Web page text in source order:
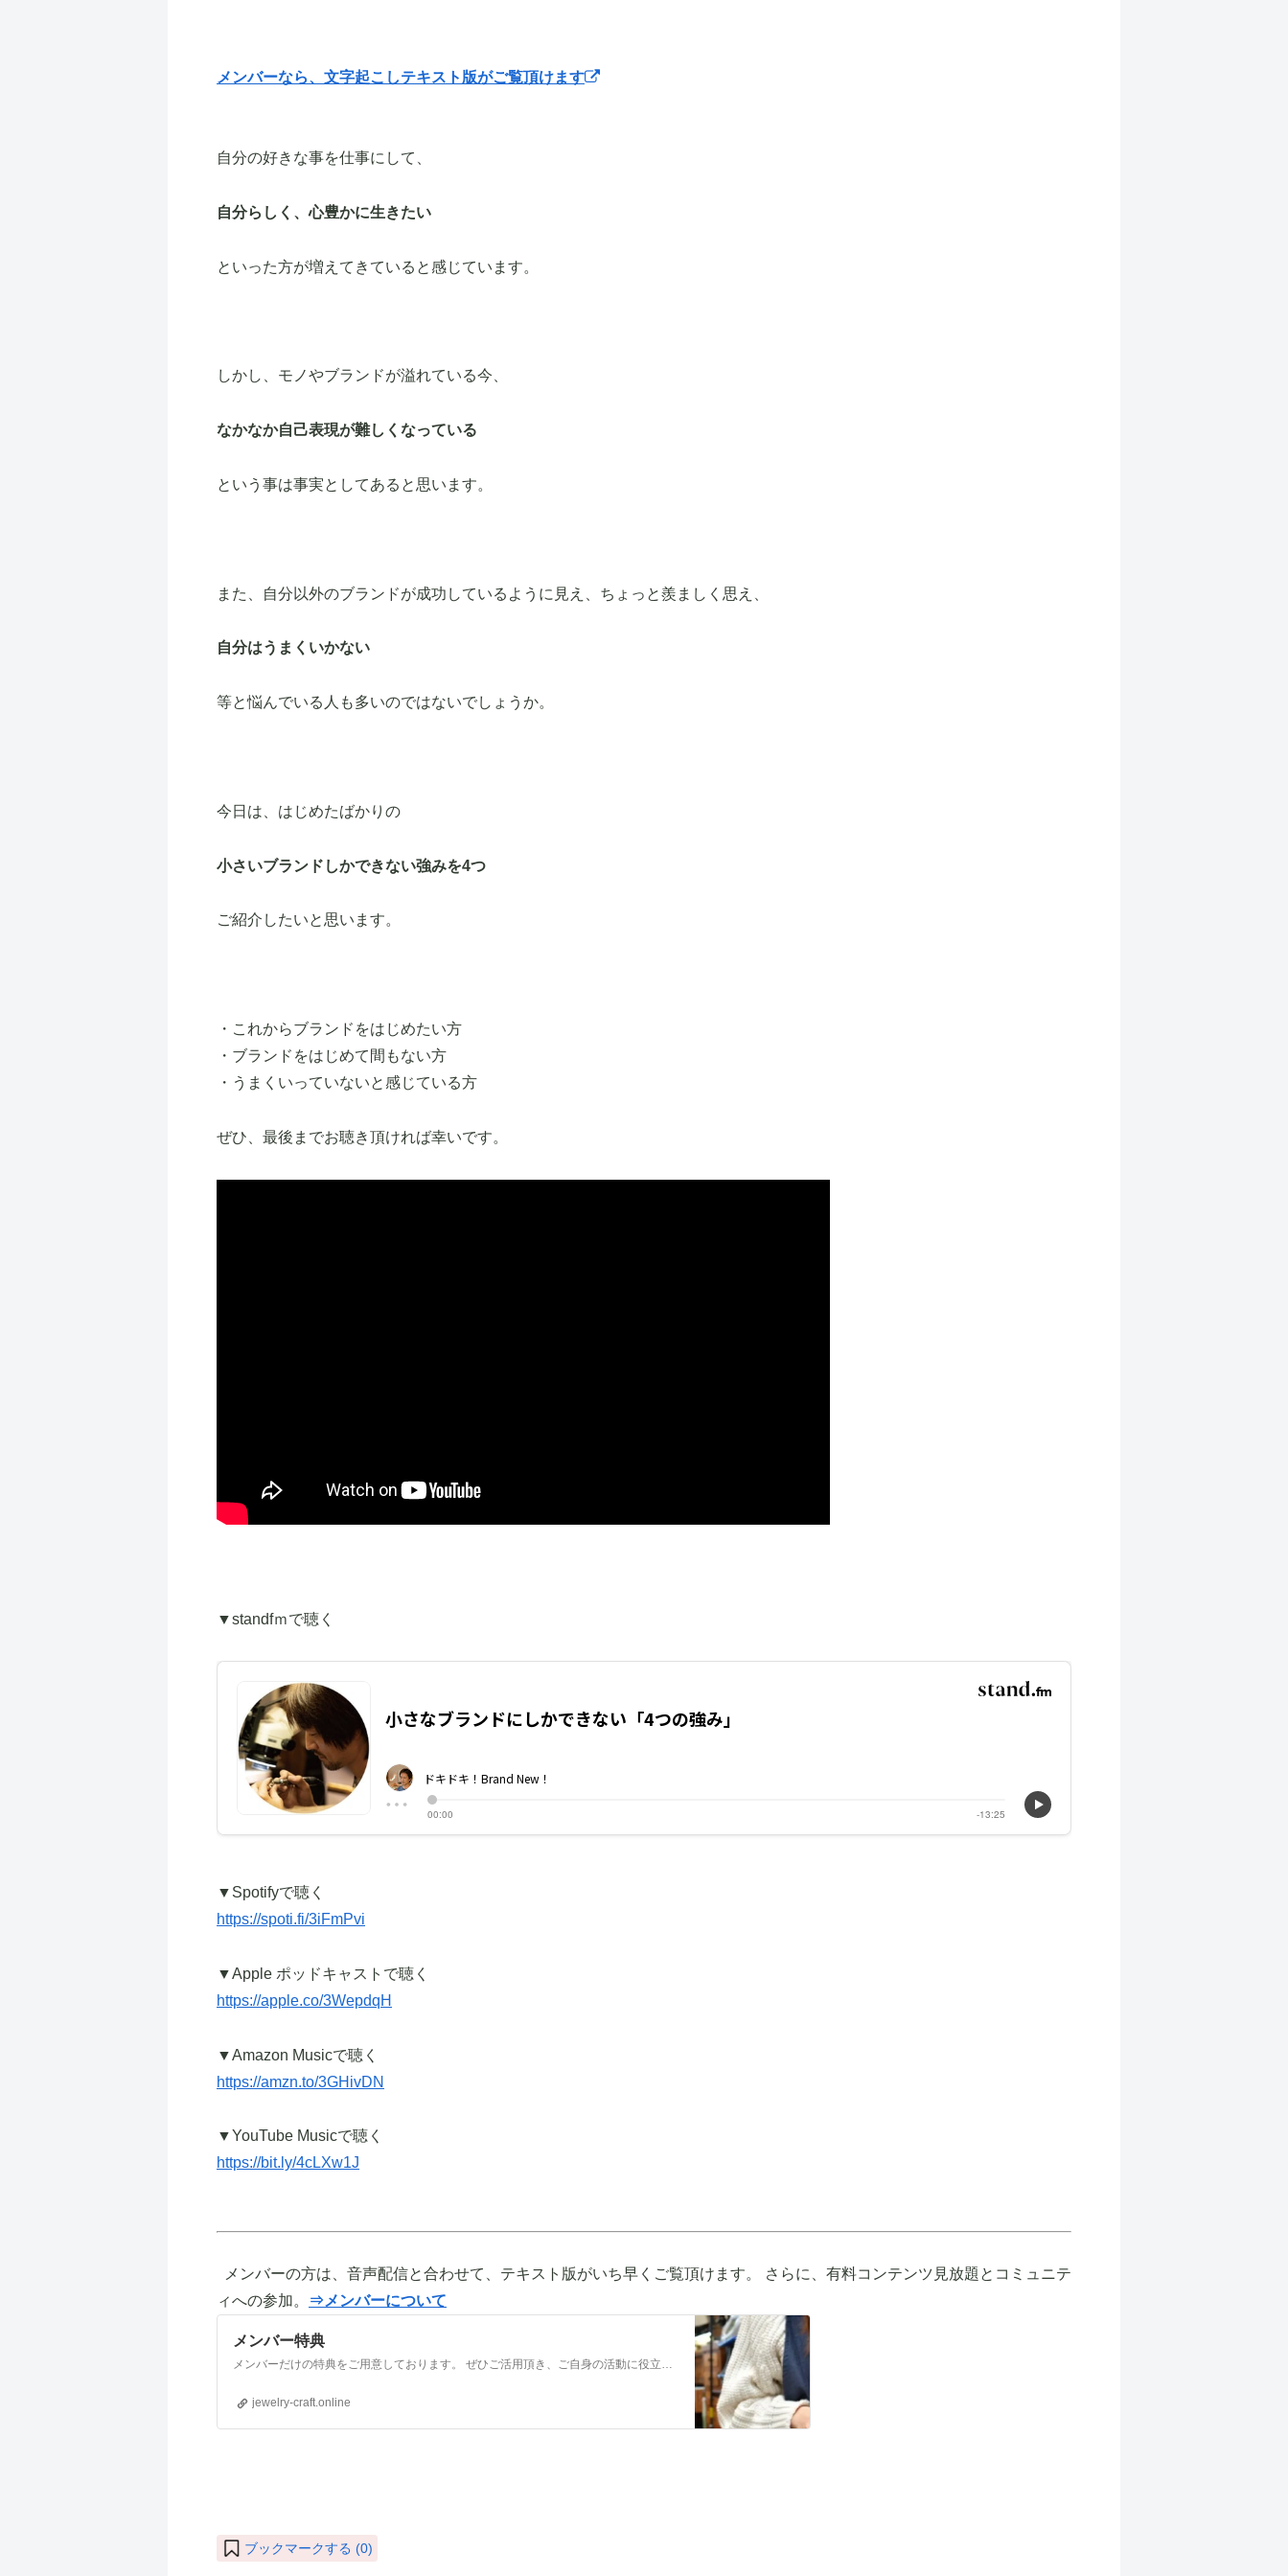
メンバーなら、文字起こしテキスト版がご覧頂けます
自分の好きな事を仕事にして、
自分らしく、心豊かに生きたい
といった方が増えてきていると感じています。
しかし、モノやブランドが溢れている今、
なかなか自己表現が難しくなっている
という事は事実としてあると思います。
また、自分以外のブランドが成功しているように見え、ちょっと羨ましく思え、
自分はうまくいかない
等と悩んでいる人も多いのではないでしょうか。
今日は、はじめたばかりの
小さいブランドしかできない強みを4つ
ご紹介したいと思います。
・これからブランドをはじめたい方
・ブランドをはじめて間もない方
・うまくいっていないと感じている方
ぜひ、最後までお聴き頂ければ幸いです。
▼standfｍで聴く
▼Spotifyで聴く
https://spoti.fi/3iFmPvi
▼Apple ポッドキャストで聴く
https://apple.co/3WepdqH
▼Amazon Musicで聴く
https://amzn.to/3GHivDN
▼YouTube Musicで聴く
https://bit.ly/4cLXw1J
メンバーの方は、音声配信と合わせて、テキスト版がいち早くご覧頂けます。 さらに、有料コンテンツ見放題とコミュニテ
ィへの参加。
⇒メンバーについて
メンバー特典
メンバーだけの特典をご用意しております。 ぜひご活用頂き、ご自身の活動に役立てて下さい。 ⇒メンバーについて詳しく見てみる メンバーになる （） ①有料コンテンツが見放題！ ジュエリー制作に関する情報やビジネス情報やブランディングに関する情
jewelry-craft.online
ブックマークする (0)